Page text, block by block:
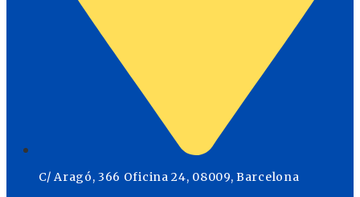
C/ Aragó, 366 Oficina 24, 08009, Barcelona